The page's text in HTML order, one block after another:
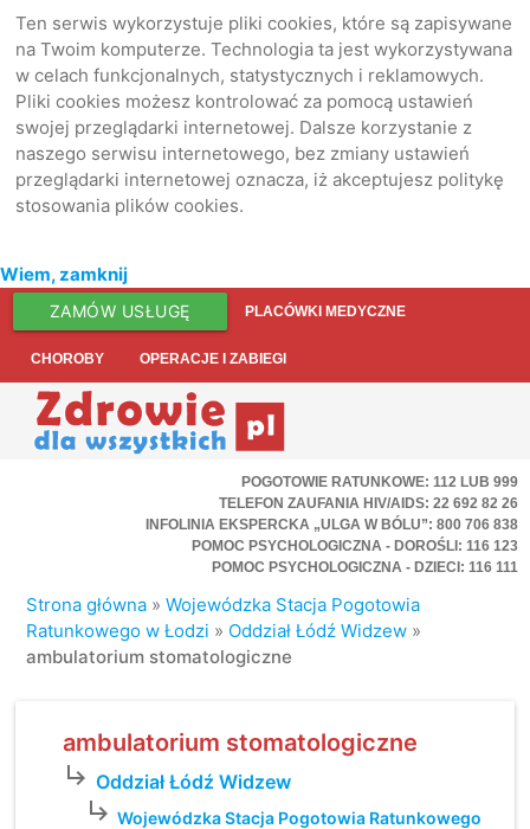
Ten serwis wykorzystuje pliki cookies, które są zapisywane
na Twoim komputerze. Technologia ta jest wykorzystywana
w celach funkcjonalnych, statystycznych i reklamowych.
Pliki cookies możesz kontrolować za pomocą ustawień
swojej przeglądarki internetowej. Dalsze korzystanie z
naszego serwisu internetowego, bez zmiany ustawień
przeglądarki internetowej oznacza, iż akceptujesz politykę
stosowania plików cookies.
Wiem, zamknij
ZAMÓW USŁUGĘ PLACÓWKI MEDYCZNE
CHOROBY OPERACJE I ZABIEGI
POGOTOWIE RATUNKOWE: 112 LUB 999
TELEFON ZAUFANIA HIV/AIDS: 22 692 82 26
INFOLINIA EKSPERCKA „ULGA W BÓLU”: 800 706 838
POMOC PSYCHOLOGICZNA - DOROŚLI: 116 123
POMOC PSYCHOLOGICZNA - DZIECI: 116 111
Strona główna »Wojewódzka Stacja Pogotowia
Ratunkowego w Łodzi » Oddział Łódź Widzew »
ambulatorium stomatologiczne
ambulatorium stomatologiczne
subdirectory_arrow_right Oddział Łódź Widzew
subdirectory_arrow_right Wojewódzka Stacja Pogotowia Ratunkowego